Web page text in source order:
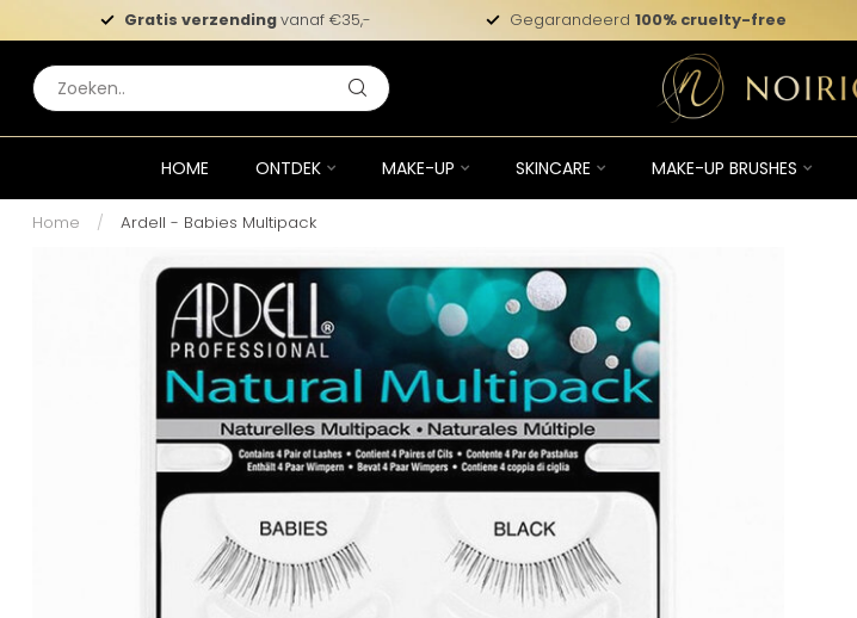
Gratis verzendingvanaf €35,- Gegarandeerd 100% cruelty-free
HOME ONTDEK MAKE-UP SKINCARE MAKE-UP BRUSHES
Home / Ardell - Babies Multipack